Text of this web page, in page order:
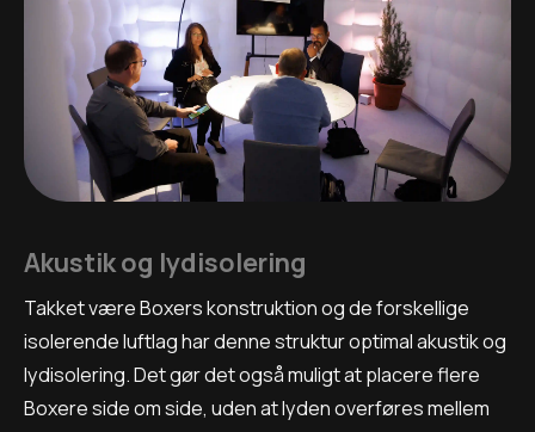
Akustik og lydisolering
Takket være Boxers konstruktion og de forskellige
isolerende luftlag har denne struktur optimal akustik og
lydisolering. Det gør det også muligt at placere flere
Boxere side om side, uden at lyden overføres mellem